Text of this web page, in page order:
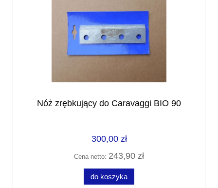
Nóż zrębkujący do Caravaggi BIO 90
300,00 zł
Cena netto: 243,90 zł
do koszyka